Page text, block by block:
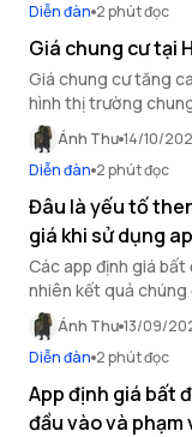
Diễn đàn 2 phút đọc
Giá chung cư tại
Giá chung cư tăng
hình thị trường
để an cư tại Hà Nội?
Ánh Thư 14/10/
Diễn đàn 2 phút đọc
Đâu là yếu tố
giá khi sử dụng
Các app định giá
nhiên kết quả chúng
thuộc chủ yếu vào
Ánh Thư 13/09/
Diễn đàn 2 phút đọc
App định giá bất
đầu vào và phạm